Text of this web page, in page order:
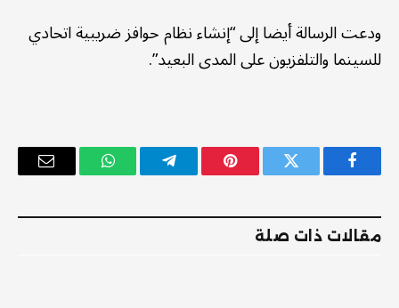
ودعت الرسالة أيضا إلى “إنشاء نظام حوافز ضريبية اتحادي
للسينما والتلفزيون على المدى البعيد”.
فيسبوك تويتر بينتيريستتيلقرام واتساب
البريد
مقالات ذات صلة